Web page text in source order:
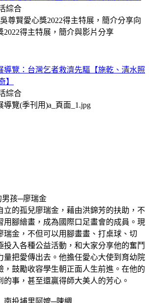
綜合
向
得主特展，簡介與影片分享
導覽：台灣乞者救濟先驅【施乾、清水照
】
綜合
孩─廖瑞金
立的孤兒廖瑞金，藉由洪錦芳的扶助，不
用腳繪畫，成為國際口足畫會的成員。現
瑞金，不但可以用腳畫畫、打桌球、切
投入各種公益活動，和大家分享他的奮鬥
量把愛傳出去。他擔任愛心大使到育幼院
，鼓勵收容學生朝正面人生前進。在他的
的事，甚至還贏得師大美人的芳心。
南投埔里阿嬤─陳綢